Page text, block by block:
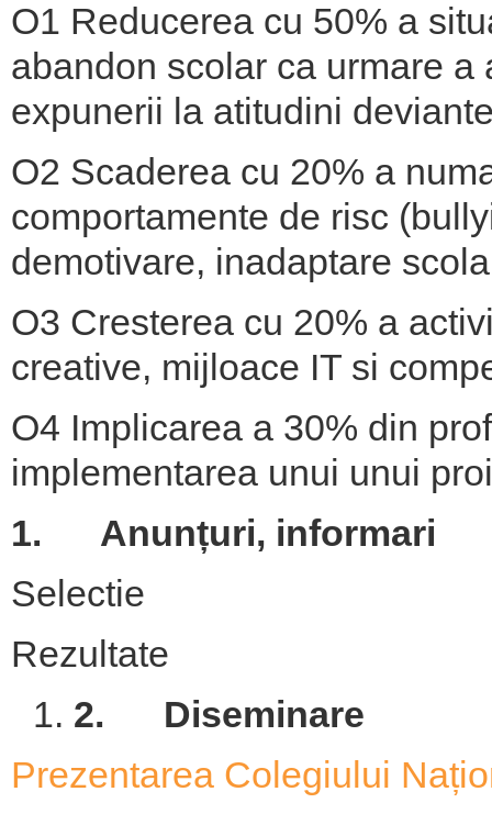
O1 Reducerea cu 50% a
abandon scolar ca urmare
expunerii la atitudini
O2 Scaderea cu 20% a
comportamente de risc
demotivare, inadaptare
O3 Cresterea cu 20% a
creative, mijloace IT si
O4 Implicarea a 30% din
implementarea unui unui
1. Anunțuri, informari
Selectie
Rezultate
2. Diseminare
Prezentarea Colegiului